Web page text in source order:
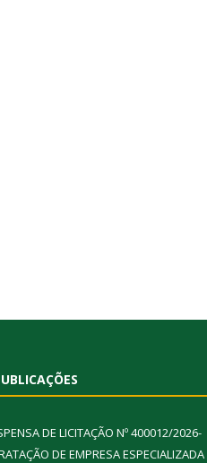
DE LICITAÇÃO Nº 400012/2026-
DE EMPRESA ESPECIALIZADA